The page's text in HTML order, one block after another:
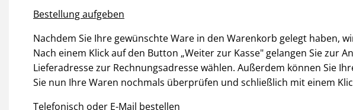
Bestellung aufgeben
Nachdem Sie Ihre gewünschte Ware in den Warenkorb gelegt haben,
Nach einem Klick auf den Button „Weiter zur Kasse" gelangen Sie zur
Lieferadresse zur Rechnungsadresse wählen. Außerdem können Sie
Sie nun Ihre Waren nochmals überprüfen und schließlich mit einem
Telefonisch oder E-Mail bestellen